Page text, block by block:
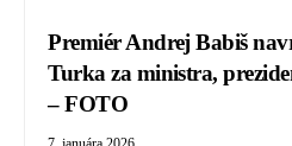
Premiér Andrej Babiš
Turka za ministra,
– FOTO